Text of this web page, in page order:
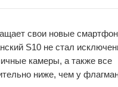
свои новые
S10 не стал
камеры, а также все
ниже, чем у